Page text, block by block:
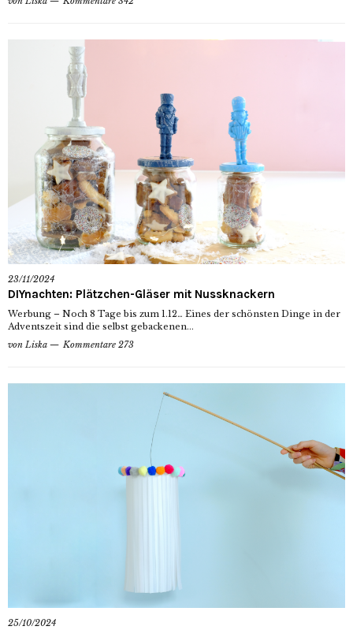
23/11/2024
DIYnachten: Plätzchen-Gläser mit Nussknackern
Werbung – Noch 8 Tage bis zum 1.12… Eines der schönsten Dinge in der
Adventszeit sind die selbst gebackenen...
von Liska Kommentare 273
25/10/2024